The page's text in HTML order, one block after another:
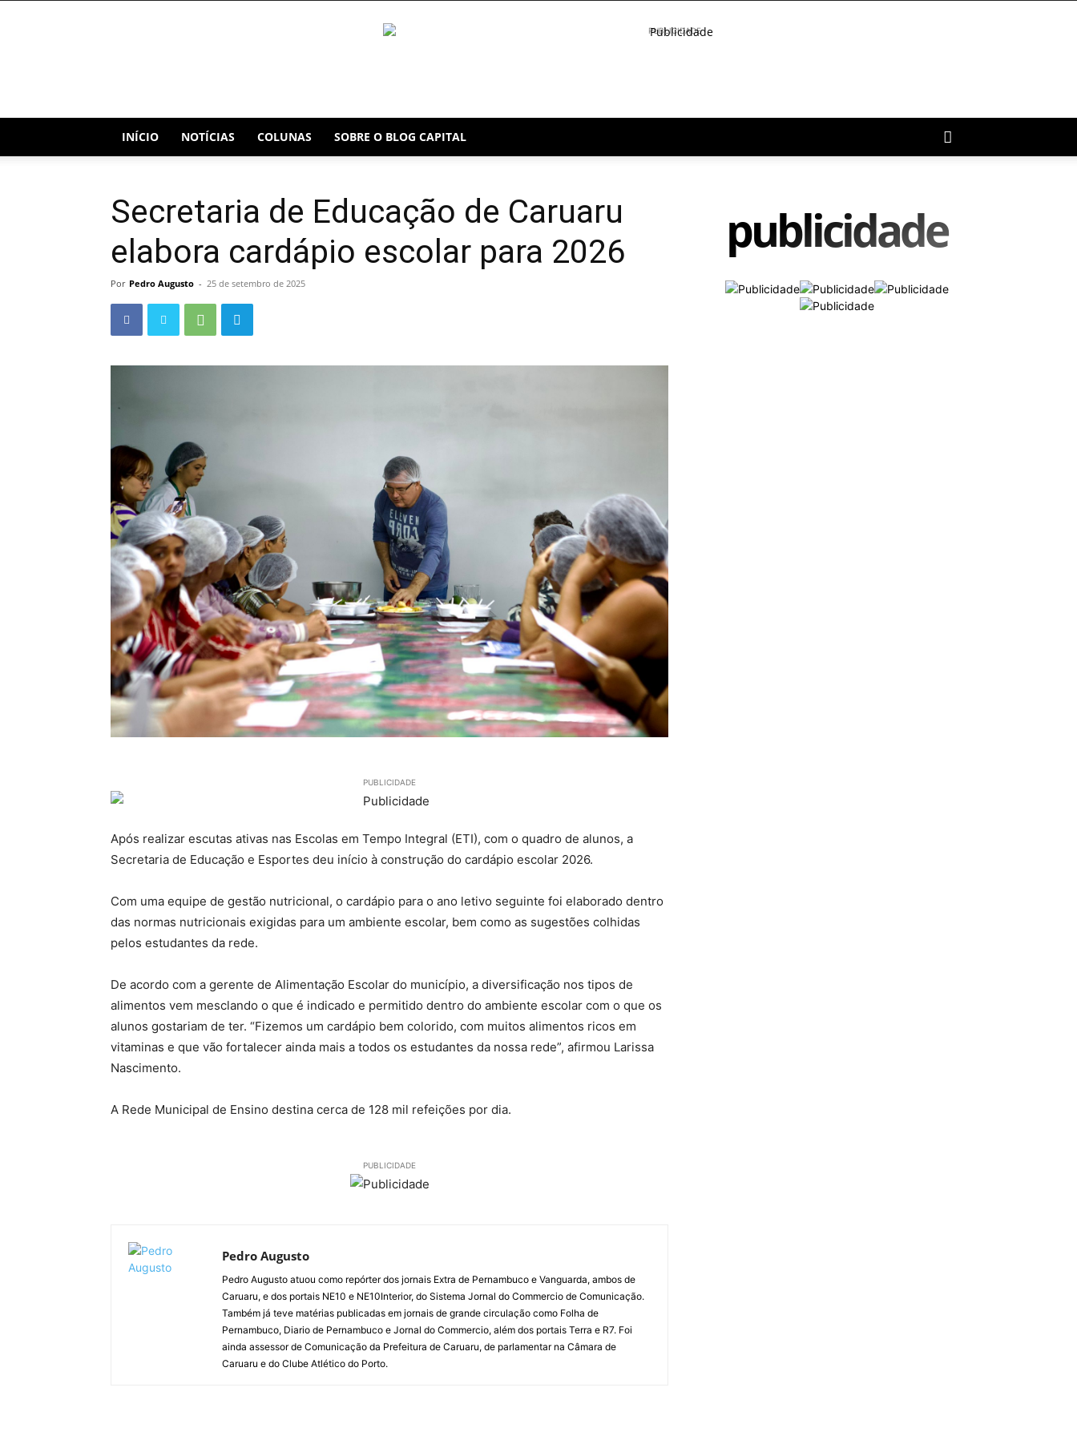
PUBLICIDADE
INÍCIO NOTÍCIAS COLUNAS SOBRE O BLOG CAPITAL
Secretaria de Educação de Caruaru
elabora cardápio escolar para 2026
Por Pedro Augusto - 25 de setembro de 2025
PUBLICIDADE
Após realizar escutas ativas nas Escolas em Tempo Integral (ETI), com o quadro de alunos, a
Secretaria de Educação e Esportes deu início à construção do cardápio escolar 2026.
Com uma equipe de gestão nutricional, o cardápio para o ano letivo seguinte foi elaborado dentro
das normas nutricionais exigidas para um ambiente escolar, bem como as sugestões colhidas
pelos estudantes da rede.
De acordo com a gerente de Alimentação Escolar do município, a diversificação nos tipos de
alimentos vem mesclando o que é indicado e permitido dentro do ambiente escolar com o que os
alunos gostariam de ter. “Fizemos um cardápio bem colorido, com muitos alimentos ricos em
vitaminas e que vão fortalecer ainda mais a todos os estudantes da nossa rede”, afirmou Larissa
Nascimento.
A Rede Municipal de Ensino destina cerca de 128 mil refeições por dia.
PUBLICIDADE
Pedro Augusto
Pedro Augusto atuou como repórter dos jornais Extra de Pernambuco e Vanguarda, ambos de
Caruaru, e dos portais NE10 e NE10Interior, do Sistema Jornal do Commercio de Comunicação.
Também já teve matérias publicadas em jornais de grande circulação como Folha de
Pernambuco, Diario de Pernambuco e Jornal do Commercio, além dos portais Terra e R7. Foi
ainda assessor de Comunicação da Prefeitura de Caruaru, de parlamentar na Câmara de
Caruaru e do Clube Atlético do Porto.
publicidade